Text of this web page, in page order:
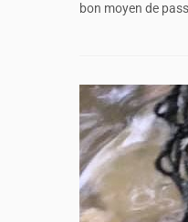
bon moyen de